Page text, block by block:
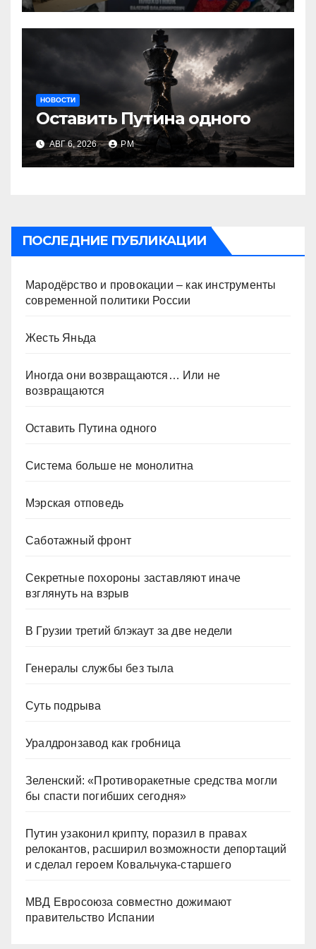
НОВОСТИ
Оставить Путина одного
АВГ 6, 2026 РМ
ПОСЛЕДНИЕ ПУБЛИКАЦИИ
Мародёрство и провокации – как инструменты
современной политики России
Жесть Яньда
Иногда они возвращаются… Или не
возвращаются
Оставить Путина одного
Система больше не монолитна
Мэрская отповедь
Саботажный фронт
Секретные похороны заставляют иначе
взглянуть на взрыв
В Грузии третий блэкаут за две недели
Генералы службы без тыла
Суть подрыва
Уралдронзавод как гробница
Зеленский: «Противоракетные средства могли
бы спасти погибших сегодня»
Путин узаконил крипту, поразил в правах
релокантов, расширил возможности депортаций
и сделал героем Ковальчука-старшего
МВД Евросоюза совместно дожимают
правительство Испании